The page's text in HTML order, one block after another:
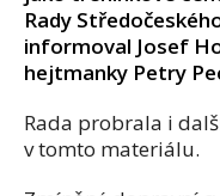
Rady
informoval Josef
hejtmanky Petry
Rada probrala i
v tomto materiálu.